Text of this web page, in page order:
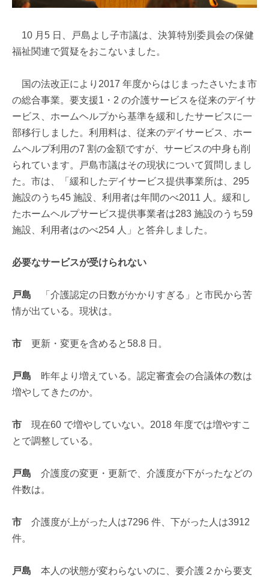
10 月5 日、戸島よし子市議は、決算特別委員会の保健
福祉関連で質疑をおこないました。
国の法改正により2017 年度からはじまったさいたま市
の総合事業。要支援1・2 の介護サービスを従来のデイサ
ービス、ホームヘルプから基準を緩和したサービスに一
部移行しました。利用料は、従来のデイサービス、ホー
ムヘルプ利用の7 割の金額ですが、サービスの中身も削
られています。戸島市議はその現状について質問しまし
た。市は、「緩和したデイサービス提供事業所は、295
施設のうち45 施設、利用者は年間のべ2011 人。緩和し
たホームヘルプサービス提供事業者は283 施設のうち59
施設、利用者はのべ254 人」と答弁しました。
必要なサービスが受けられない
戸島 「介護認定の日数がかかりすぎる」と市民から苦
情が出ている。現状は。
市 更新・変更を含めると58.8 日。
戸島 昨年より増えている。認定審査会の合議体の数は
増やしてきたのか。
市 現在60 で増やしていない。2018 年度では増やすこ
とで調整している。
戸島 介護度の変更・更新で、介護度が下がったなどの
件数は。
市 介護度が上がった人は7296 件、下がった人は3912
件。
戸島 本人の状態が変わらないのに、要介護２から要支